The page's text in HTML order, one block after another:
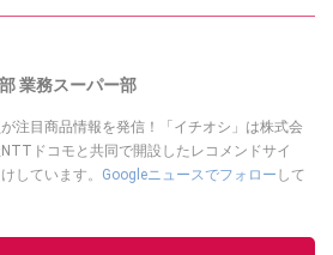
業務スーパー部
注目商品情報を発信！「イチオシ」は株式会
ドコモと共同で開設したレコメンドサイ
しています。 Googleニュースでフォロー して
このイチオシストの他の記事を読む